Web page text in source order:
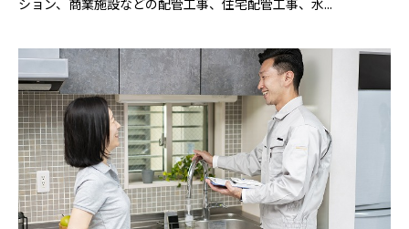
ション、商業施設などの配管工事、住宅配管工事、水...